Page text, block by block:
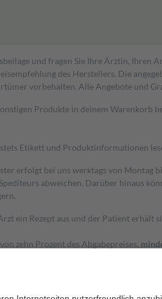
und fragen Sie Ihre Ärztin,
des Herstellers. Die
vorbehalten. Alle Angebote und
Produkte in deinem
Etikett und Produktinformationen
erfolgt bei uns werktags von
abweichen. Darüber hinaus
ein Rezept aus und der Patient
zehn Prozent des Abgabepreises,
zu stärken und die besondere